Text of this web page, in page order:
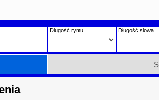
Długość rymu Długość słowa